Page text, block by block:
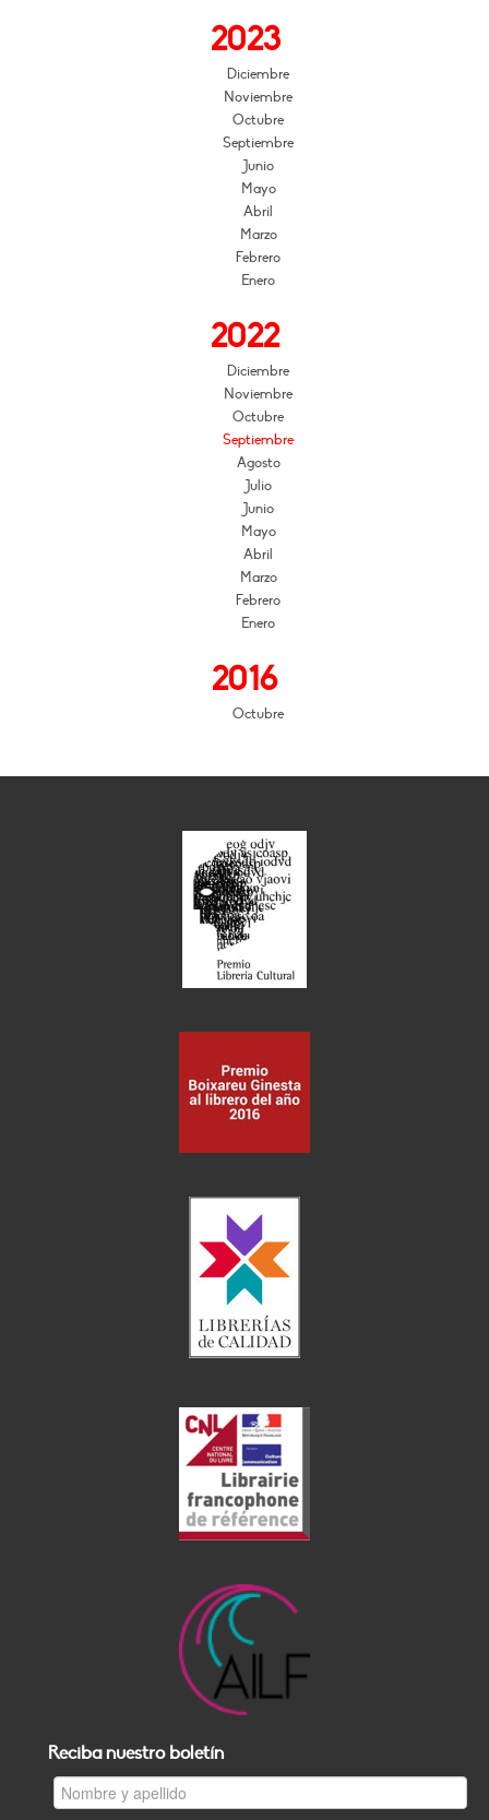
2023
Diciembre
Noviembre
Octubre
Septiembre
Junio
Mayo
Abril
Marzo
Febrero
Enero
2022
Diciembre
Noviembre
Octubre
Septiembre
Agosto
Julio
Junio
Mayo
Abril
Marzo
Febrero
Enero
2016
Octubre
Reciba nuestro boletín